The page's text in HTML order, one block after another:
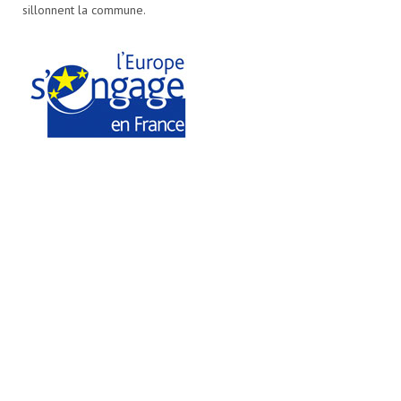
sillonnent la commune.